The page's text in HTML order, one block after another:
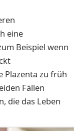
eine
Beispiel wenn
Plazenta zu früh
Fällen
die das Leben